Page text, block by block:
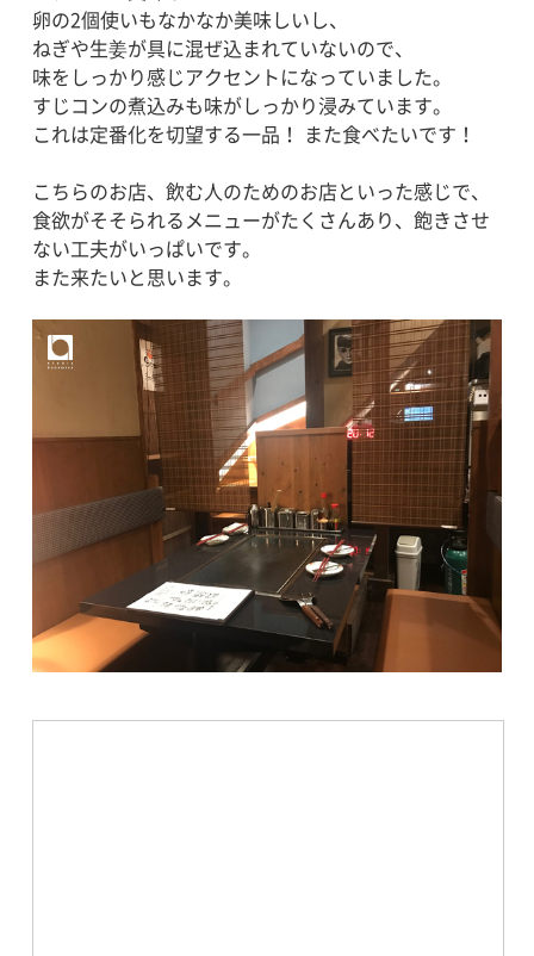
卵の2個使いもなかなか美味しいし、
ねぎや生姜が具に混ぜ込まれていないので、
味をしっかり感じアクセントになっていました。
すじコンの煮込みも味がしっかり浸みています。
これは定番化を切望する一品！ また食べたいです！
こちらのお店、飲む人のためのお店といった感じで、
食欲がそそられるメニューがたくさんあり、飽きさせ
ない工夫がいっぱいです。
また来たいと思います。